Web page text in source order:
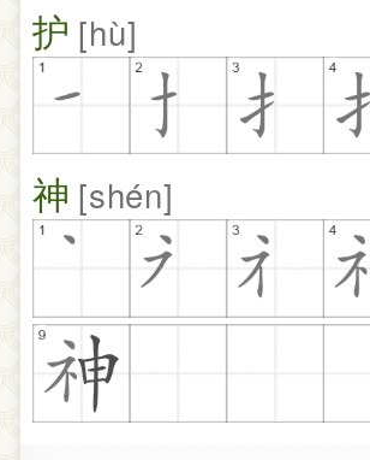
护 hù
神 shén